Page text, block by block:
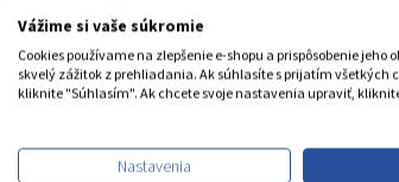
CONTITRAILATTACK 3
120/70 R19 60V
Sklad Continental 50 ks
Cena s DPH /1ks 144,00 €
Vážime si vaše súkromie
Cookies používame na zlepšenie e-shopu a prispôsobenie jeho
skvelý zážitok z prehliadania. Ak súhlasíte s prijatím všetkých
kliknite "Súhlasím". Ak chcete svoje nastavenia upraviť,
Nastavenia